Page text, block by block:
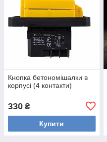
Кнопка бетономішалки в
корпусі (4 контакти)
330 ₴
Купити